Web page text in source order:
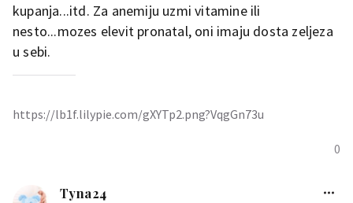
kupanja...itd. Za anemiju uzmi vitamine ili
nesto...mozes elevit pronatal, oni imaju dosta zeljeza
u sebi.
0
https://lb1f.lilypie.com/gXYTp2.png?VqgGn73u
Tyna24